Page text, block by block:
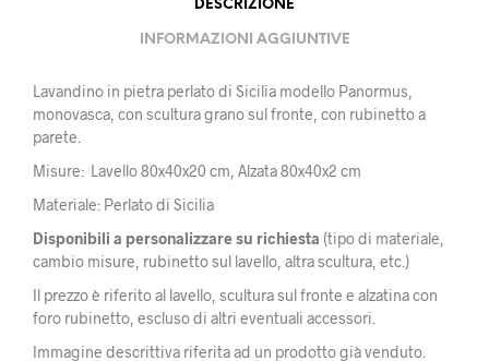
DESCRIZIONE
INFORMAZIONI AGGIUNTIVE
Lavandino in pietra perlato di Sicilia modello Panormus,
monovasca, con scultura grano sul fronte, con rubinetto a
parete.
Misure: Lavello 80x40x20 cm, Alzata 80x40x2 cm
Materiale: Perlato di Sicilia
Disponibili a personalizzare su richiesta (tipo di materiale,
cambio misure, rubinetto sul lavello, altra scultura, etc.)
Il prezzo è riferito al lavello, scultura sul fronte e alzatina con
foro rubinetto, escluso di altri eventuali accessori.
Immagine descrittiva riferita ad un prodotto già venduto.